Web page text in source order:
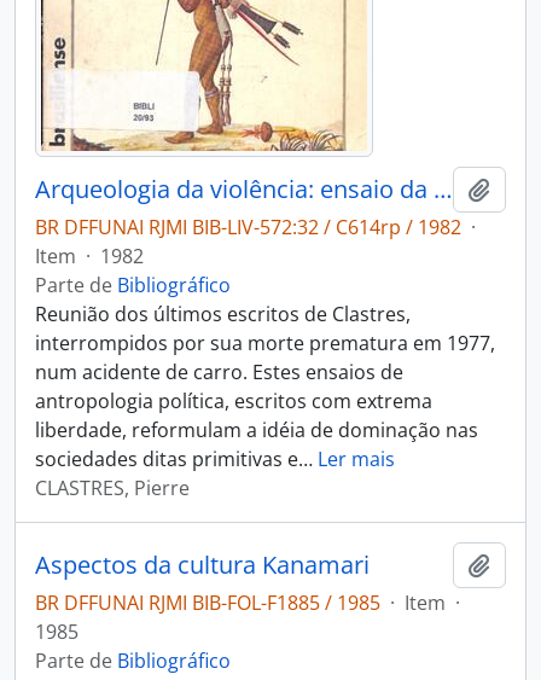
Arqueologia da violência: ensaio da antropologia política.
BR DFFUNAI RJMI BIB-LIV-572:32 / C614rp / 1982 ·
Item · 1982
Parte de Bibliográfico
Reunião dos últimos escritos de Clastres,
interrompidos por sua morte prematura em 1977,
num acidente de carro. Estes ensaios de
antropologia política, escritos com extrema
liberdade, reformulam a idéia de dominação nas
sociedades ditas primitivas e… Ler mais
CLASTRES, Pierre
Aspectos da cultura Kanamari
BR DFFUNAI RJMI BIB-FOL-F1885 / 1985 · Item ·
1985
Parte de Bibliográfico